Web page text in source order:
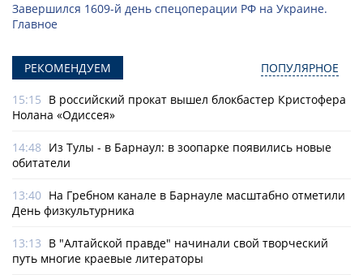
Завершился 1609-й день спецоперации РФ на Украине.
Главное
РЕКОМЕНДУЕМ ПОПУЛЯРНОЕ
15:15 В российский прокат вышел блокбастер Кристофера
Нолана «Одиссея»
14:48 Из Тулы - в Барнаул: в зоопарке появились новые
обитатели
13:40 На Гребном канале в Барнауле масштабно отметили
День физкультурника
13:13 В "Алтайской правде" начинали свой творческий
путь многие краевые литераторы